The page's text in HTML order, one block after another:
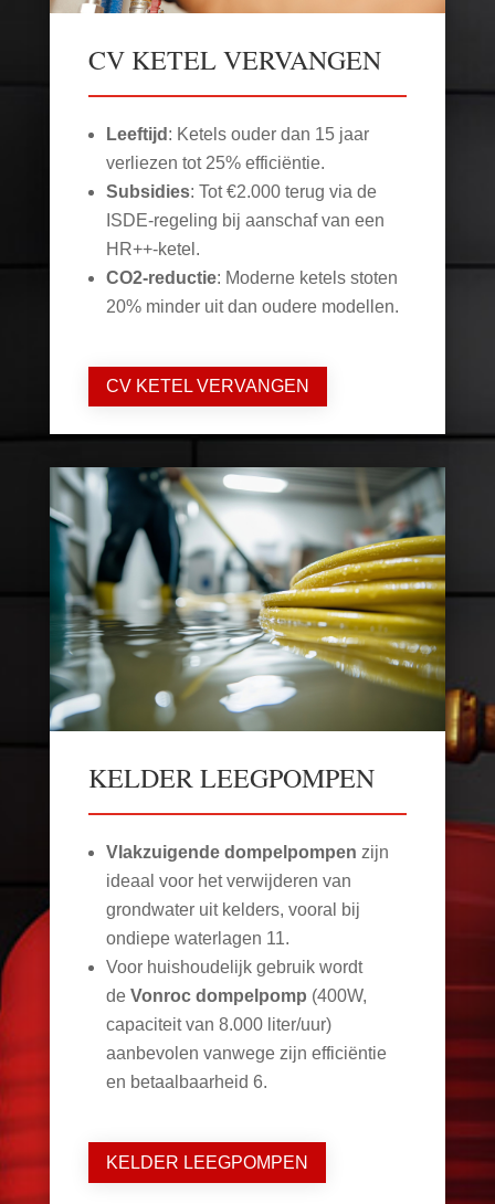
CV KETEL VERVANGEN
Leeftijd : Ketels ouder dan 15 jaar
verliezen tot 25% efficiëntie.
Subsidies: Tot €2.000 terug via de
ISDE-regeling bij aanschaf van een
HR++-ketel.
CO2-reductie: Moderne ketels stoten
20% minder uit dan oudere modellen.
CV KETEL VERVANGEN
KELDER LEEGPOMPEN
Vlakzuigende dompelpompen zijn
ideaal voor het verwijderen van
grondwater uit kelders, vooral bij
ondiepe waterlagen 11.
Voor huishoudelijk gebruik wordt
de Vonroc dompelpomp (400W,
capaciteit van 8.000 liter/uur)
aanbevolen vanwege zijn efficiëntie
en betaalbaarheid 6.
KELDER LEEGPOMPEN